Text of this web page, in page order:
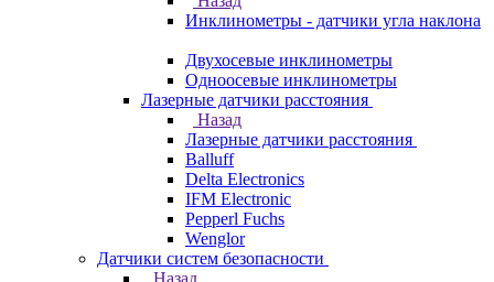
Инклинометры - датчики угла наклона
Двухосевые инклинометры
Одноосевые инклинометры
Лазерные датчики расстояния
Назад
Лазерные датчики расстояния
Balluff
Delta Electronics
IFM Electronic
Pepperl Fuchs
Wenglor
Датчики систем безопасности